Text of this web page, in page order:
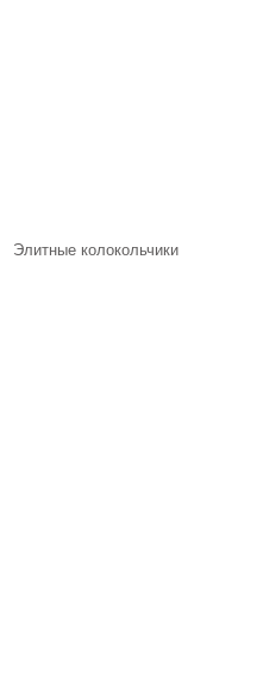
Элитные колокольчики